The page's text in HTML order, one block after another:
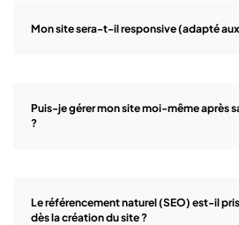
Mon site sera-t-il responsive (adapté
Puis-je gérer mon site moi-même après
?
Le référencement naturel (SEO) est-il
dès la création du site ?